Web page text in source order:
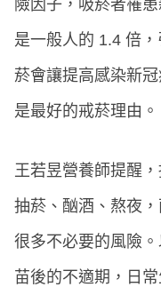
險因子，吸菸者罹
是一般人的 1.4 倍
菸會讓提高感染新
是最好的戒菸理由。
王若昱營養師提醒
抽菸、酗酒、熬夜
很多不必要的風險
苗後的不適期，日